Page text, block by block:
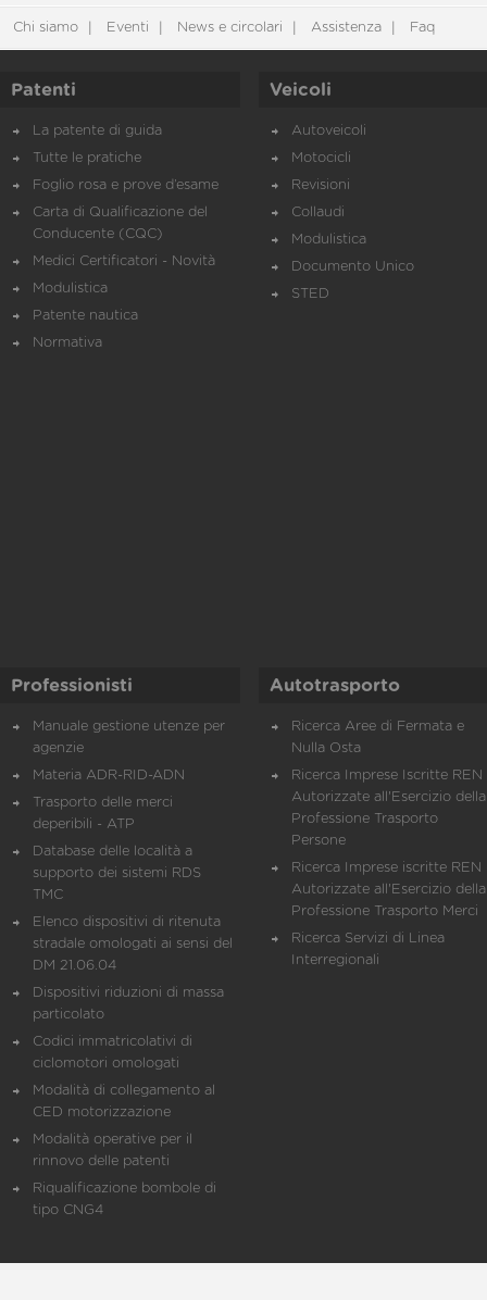
Chi siamo Eventi News e circolari Assistenza Faq
Patenti
La patente di guida
Tutte le pratiche
Foglio rosa e prove d’esame
Carta di Qualificazione del
Conducente (CQC)
Medici Certificatori - Novità
Modulistica
Patente nautica
Normativa
Veicoli
Autoveicoli
Motocicli
Revisioni
Collaudi
Modulistica
Documento Unico
STED
Professionisti
Manuale gestione utenze per
agenzie
Materia ADR-RID-ADN
Trasporto delle merci
deperibili - ATP
Database delle località a
supporto dei sistemi RDS
TMC
Elenco dispositivi di ritenuta
stradale omologati ai sensi del
DM 21.06.04
Dispositivi riduzioni di massa
particolato
Codici immatricolativi di
ciclomotori omologati
Modalità di collegamento al
CED motorizzazione
Modalità operative per il
rinnovo delle patenti
Riqualificazione bombole di
tipo CNG4
Autotrasporto
Ricerca Aree di Fermata e
Nulla Osta
Ricerca Imprese Iscritte REN
Autorizzate all'Esercizio della
Professione Trasporto
Persone
Ricerca Imprese iscritte REN
Autorizzate all'Esercizio della
Professione Trasporto Merci
Ricerca Servizi di Linea
Interregionali